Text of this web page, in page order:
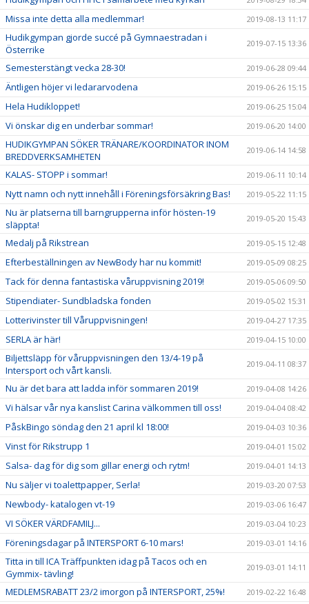
Missa inte detta alla medlemmar! 2019-08-13 11:17
Hudikgympan gjorde succé på Gymnaestradan i
Österrike
2019-07-15 13:36
Semesterstängt vecka 28-30! 2019-06-28 09:44
Äntligen höjer vi ledararvodena 2019-06-26 15:15
Hela Hudikloppet! 2019-06-25 15:04
Vi önskar dig en underbar sommar! 2019-06-20 14:00
HUDIKGYMPAN SÖKER TRÄNARE/KOORDINATOR INOM
BREDDVERKSAMHETEN
2019-06-14 14:58
KALAS- STOPP i sommar! 2019-06-11 10:14
Nytt namn och nytt innehåll i Föreningsförsäkring Bas! 2019-05-22 11:15
Nu är platserna till barngrupperna inför hösten-19
släppta!
2019-05-20 15:43
Medalj på Rikstrean 2019-05-15 12:48
Efterbeställningen av NewBody har nu kommit! 2019-05-09 08:25
Tack för denna fantastiska våruppvisning 2019! 2019-05-06 09:50
Stipendiater- Sundbladska fonden 2019-05-02 15:31
Lotterivinster till Våruppvisningen! 2019-04-27 17:35
SERLA är här! 2019-04-15 10:00
Biljettsläpp för våruppvisningen den 13/4-19 på
Intersport och vårt kansli.
2019-04-11 08:37
Nu är det bara att ladda inför sommaren 2019! 2019-04-08 14:26
Vi hälsar vår nya kanslist Carina välkommen till oss! 2019-04-04 08:42
PåskBingo söndag den 21 april kl 18:00! 2019-04-03 10:36
Vinst för Rikstrupp 1 2019-04-01 15:02
Salsa- dag för dig som gillar energi och rytm! 2019-04-01 14:13
Nu säljer vi toalettpapper, Serla! 2019-03-20 07:53
Newbody- katalogen vt-19 2019-03-06 16:47
VI SÖKER VÄRDFAMILJ... 2019-03-04 10:23
Föreningsdagar på INTERSPORT 6-10 mars! 2019-03-01 14:16
Titta in till ICA Träffpunkten idag på Tacos och en
Gymmix- tävling!
2019-03-01 14:11
MEDLEMSRABATT 23/2 imorgon på INTERSPORT, 25%! 2019-02-22 16:48